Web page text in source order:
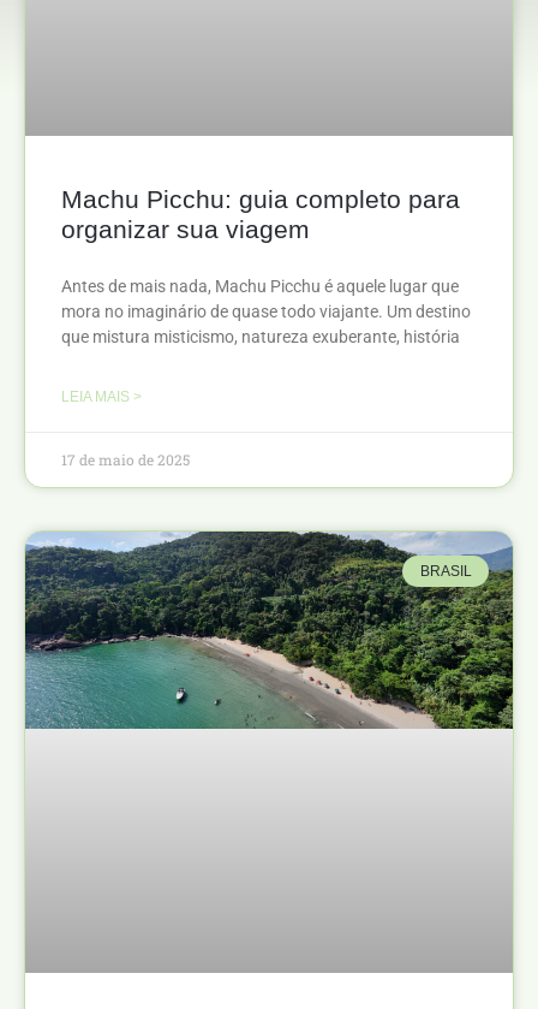
Machu Picchu: guia completo para
organizar sua viagem
Antes de mais nada, Machu Picchu é aquele lugar que
mora no imaginário de quase todo viajante. Um destino
que mistura misticismo, natureza exuberante, história
LEIA MAIS >
17 de maio de 2025
BRASIL